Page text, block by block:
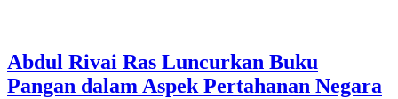
Abdul Rivai Ras Luncurkan Buku
Pangan dalam Aspek Pertahanan Negara